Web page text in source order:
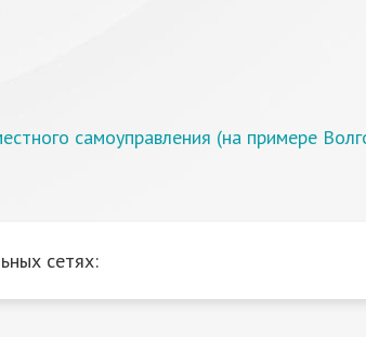
самоуправления (на примере
сетях: